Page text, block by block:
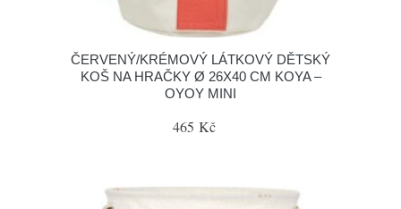
ČERVENÝ/KRÉMOVÝ LÁTKOVÝ DĚTSKÝ
KOŠ NA HRAČKY Ø 26X40 CM KOYA –
OYOY MINI
465 Kč